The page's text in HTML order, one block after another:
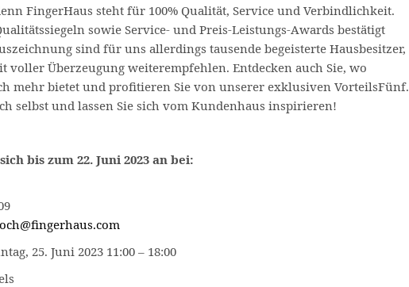
FingerHaus steht für 100% Qualität, Service und Verbindlichkeit.
sowie Service- und Preis-Leistungs-Awards bestätigt
sind für uns allerdings tausende begeisterte Hausbesitzer,
voller Überzeugung weiterempfehlen. Entdecken auch Sie, wo
mehr bietet und profitieren Sie von unserer exklusiven VorteilsFünf.
selbst und lassen Sie sich vom Kundenhaus inspirieren!
bis zum 22. Juni 2023 an bei:
25. Juni 2023 11:00 – 18:00